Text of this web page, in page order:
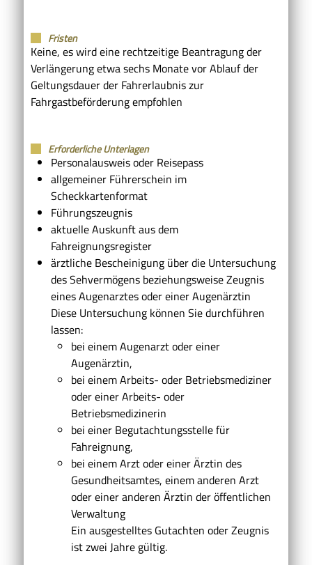
Fristen
Keine, es wird eine rechtzeitige Beantragung der
Verlängerung etwa sechs Monate vor Ablauf der
Geltungsdauer der Fahrerlaubnis zur
Fahrgastbeförderung empfohlen
Erforderliche Unterlagen
Personalausweis oder Reisepass
allgemeiner Führerschein im
Scheckkartenformat
Führungszeugnis
aktuelle Auskunft aus dem
Fahreignungsregister
ärztliche Bescheinigung über die Untersuchung
des Sehvermögens beziehungsweise Zeugnis
eines Augenarztes oder einer Augenärztin
Diese Untersuchung können Sie durchführen
lassen:
bei einem Augenarzt oder einer
Augenärztin,
bei einem Arbeits- oder Betriebsmediziner
oder einer Arbeits- oder
Betriebsmedizinerin
bei einer Begutachtungsstelle für
Fahreignung,
bei einem Arzt oder einer Ärztin des
Gesundheitsamtes, einem anderen Arzt
oder einer anderen Ärztin der öffentlichen
Verwaltung
Ein ausgestelltes Gutachten oder Zeugnis
ist zwei Jahre gültig.